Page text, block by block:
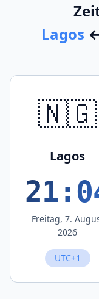
Lagos
🇳🇬
Lagos
Freitag, 7.
2026
UTC+1